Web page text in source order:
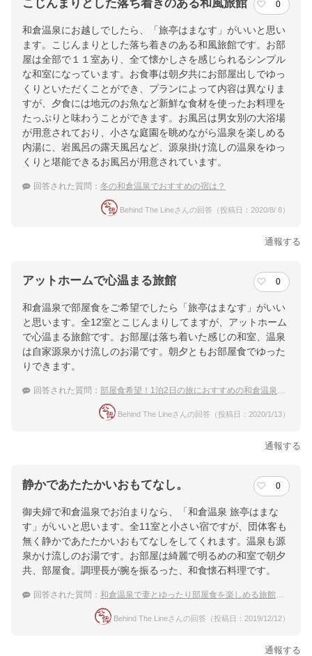
こじんまりとした落ち着きのある和風旅館 0
和倉温泉にお越しでしたら、「旅亭はまなす」がいいと思い
ます。こじんまりとした落ち着きのある和風旅館です。お部
屋は全部で１１室あり、全て懐かしさを感じられるシンプル
な和室になっています。お食事は朝夕共にお部屋出しでゆっ
くりといただくことができ、プランによって内容は異なりま
すが、夕食には地元のお魚など新鮮な食材を使ったお料理を
たっぷりと味わうことができます。お風呂は男女別の大浴場
が用意されており、小さな庭園を眺めながら温泉を楽しめる
内湯に、岩風呂の露天風呂など、源泉掛け流しの温泉をゆっ
くりと堪能できるお風呂が用意されています。
回答された質問： 冬の和倉温泉でおすすめの宿は？
Behind The Lineさんの回答（投稿日：2020/8/ 8）
通報する
アットホームで心温まる旅館 0
和倉温泉で部屋食をご希望でしたら「旅亭はまなす」がいい
と思います。全12室とこじんまりしてますが、アットホーム
で心温まる旅館です。お部屋は落ち着いた感じの和室、温泉
は自家源泉かけ流しのお湯です。朝夕ともお部屋食でゆった
りできます。
回答された質問： 部屋食希望！1泊2日の旅におすすめの和倉温泉の宿は？
Behind The Lineさんの回答（投稿日：2020/1/13）
通報する
静かであたたかいおもてなし。 0
御夫婦で和倉温泉でお泊まりなら、「和倉温泉 旅亭はまな
す」がいいと思います。全11室と小さい宿ですが、団体客も
無く静かであたたかいおもてなしをしてくれます。温泉も源
泉かけ流しのお湯です。お部屋は綺麗で明るめの和室で朝夕
共、部屋食。調理長が腕を振るった、和食懐石料理です。
回答された質問： 和倉温泉で妻とゆったり部屋食を楽しめる旅館は？
Behind The Lineさんの回答（投稿日：2019/12/12）
通報する